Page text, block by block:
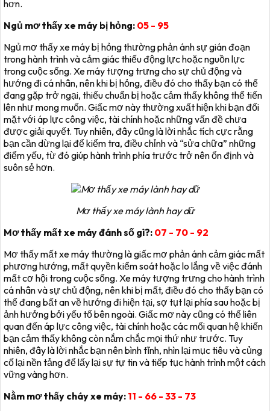
hơn.
Ngủ mơ thấy xe máy bị hỏng: 05 - 95
Ngủ mơ thấy xe máy bị hỏng thường phản ánh sự gián đoạn
trong hành trình và cảm giác thiếu động lực hoặc nguồn lực
trong cuộc sống. Xe máy tượng trưng cho sự chủ động và
hướng đi cá nhân, nên khi bị hỏng, điều đó cho thấy bạn có thể
đang gặp trở ngại, thiếu chuẩn bị hoặc cảm thấy không thể tiến
lên như mong muốn. Giấc mơ này thường xuất hiện khi bạn đối
mặt với áp lực công việc, tài chính hoặc những vấn đề chưa
được giải quyết. Tuy nhiên, đây cũng là lời nhắc tích cực rằng
bạn cần dừng lại để kiểm tra, điều chỉnh và “sửa chữa” những
điểm yếu, từ đó giúp hành trình phía trước trở nên ổn định và
suôn sẻ hơn.
Mơ thấy xe máy lành hay dữ
Mơ thấy mất xe máy đánh số gì?: 07 - 70 - 92
Mơ thấy mất xe máy thường là giấc mơ phản ánh cảm giác mất
phương hướng, mất quyền kiểm soát hoặc lo lắng về việc đánh
mất cơ hội trong cuộc sống. Xe máy tượng trưng cho hành trình
cá nhân và sự chủ động, nên khi bị mất, điều đó cho thấy bạn có
thể đang bất an về hướng đi hiện tại, sợ tụt lại phía sau hoặc bị
ảnh hưởng bởi yếu tố bên ngoài. Giấc mơ này cũng có thể liên
quan đến áp lực công việc, tài chính hoặc các mối quan hệ khiến
bạn cảm thấy không còn nắm chắc mọi thứ như trước. Tuy
nhiên, đây là lời nhắc bạn nên bình tĩnh, nhìn lại mục tiêu và củng
cố lại nền tảng để lấy lại sự tự tin và tiếp tục hành trình một cách
vững vàng hơn.
Nằm mơ thấy cháy xe máy: 11 - 66 - 33 - 73